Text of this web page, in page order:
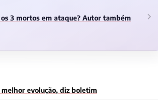
3 mortos em ataque? Autor também
evolução, diz boletim